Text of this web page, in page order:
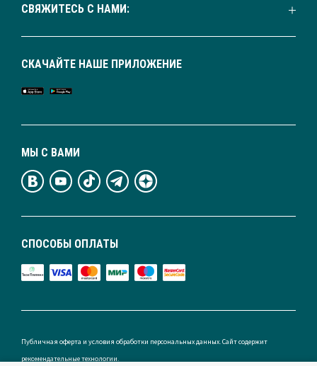
СВЯЖИТЕСЬ С НАМИ:
СПОСОБЫ ОПЛАТЫ
МЫ С ВАМИ
СКАЧАЙТЕ НАШЕ ПРИЛОЖЕНИЕ
Публичная оферта и условия обработки персональных данных. Сайт содержит
рекомендательные технологии.